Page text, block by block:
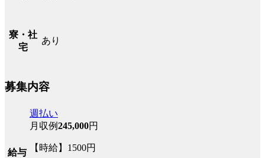
寮・社
宅
あり
募集内容
給与
週払い
月収例245,000円
【時給】1500円